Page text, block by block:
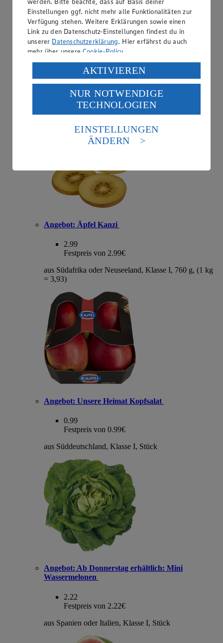
1.00
Festpreis von 1.00€
aus Neuseeland, Klasse I, Stück
Angebot: Äpfel Kanzi
2.99
Festpreis von 2.99€
aus Südafrika oder Neuseeland, Klasse I, 760 g, (1 kg
= 3,93)
Angebot: Unsere Heimat Kopfsalat
0.99
Festpreis von 0.99€
aus Süddeutschland, Klasse I, Stück
Angebot: Ab Donnerstag erhältlich: Mini
Wassermelonen
2.22
Festpreis von 2.22€
aus Spanien oder Italien, Klasse I, Stück
Einstellungen ggf. nicht mehr alle Funktionalitäten zur
Verfügung stehen. Weitere Erklärungen sowie einen
Link zu den Datenschutz-Einstellungen findest du in
unserer Datenschutzerklärung. Hier erfährst du auch
mehr über unsereCookie-Policy.
Verarbeitung deiner personenbezogenen Daten in den
USA durch Facebook und YouTube:
Wenn du auf „Aktivieren“ klickst, willigst du im Sinne
des Art. 49 Abs. 1 Satz 1 lit. a) DSGVO ein, dass deine
Daten in den USA verarbeitet werden. Der EuGH sieht
die USA als Land mit einem nach europäischen
Standards nicht angemessenen Datenschutzniveau an.
Es besteht das Risiko eines Zugriffs durch US-
Informationen zum Herausgeber der Seite findest du
Impressum
AKTIVIEREN
NUR NOTWENDIGE
TECHNOLOGIEN
EINSTELLUNGEN
ÄNDERN